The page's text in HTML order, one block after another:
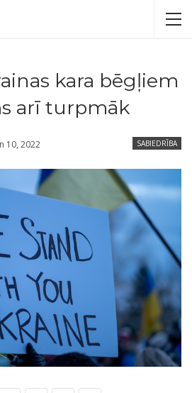
kara bēgļiem
arī turpmāk
SABIEDRĪBA
10, 2022